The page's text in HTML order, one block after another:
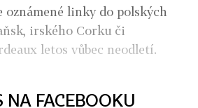
oznámené linky do polských
irského Corku či
letos vůbec neodletí.
NA FACEBOOKU